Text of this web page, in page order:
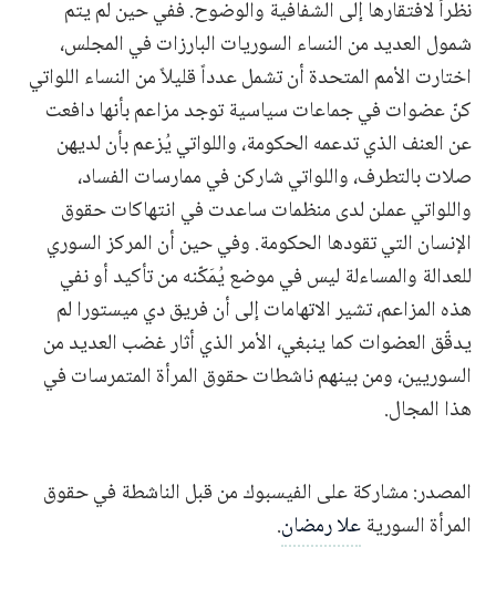
نظراً لافتقارها إلى الشفافية والوضوح. ففي حين لم يتم
شمول العديد من النساء السوريات البارزات في المجلس،
اختارت الأمم المتحدة أن تشمل عدداً قليلاً من النساء اللواتي
كنّ عضوات في جماعات سياسية توجد مزاعم بأنها دافعت
عن العنف الذي تدعمه الحكومة، واللواتي يُزعم بأن لديهن
صلات بالتطرف، واللواتي شاركن في ممارسات الفساد،
واللواتي عملن لدى منظمات ساعدت في انتهاكات حقوق
الإنسان التي تقودها الحكومة. وفي حين أن المركز السوري
للعدالة والمساءلة ليس في موضع يُمَكّنه من تأكيد أو نفي
هذه المزاعم، تشير الاتهامات إلى أن فريق دي ميستورا لم
يدقّق العضوات كما ينبغي، الأمر الذي أثار غضب العديد من
السوريين، ومن بينهم ناشطات حقوق المرأة المتمرسات في
هذا المجال.
المصدر: مشاركة على الفيسبوك من قبل الناشطة في حقوق
المرأة السوريةعلا رمضان.